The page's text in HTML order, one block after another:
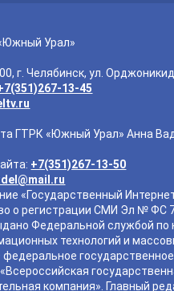
Урал»
г. Челябинск, ул.
13-45
ГТРК «Южный Урал» Анна
+7(351)267-13-50
«Государственный
о регистрации СМИ Эл № ФС
Федеральной службой по
технологий и
компания». Главный